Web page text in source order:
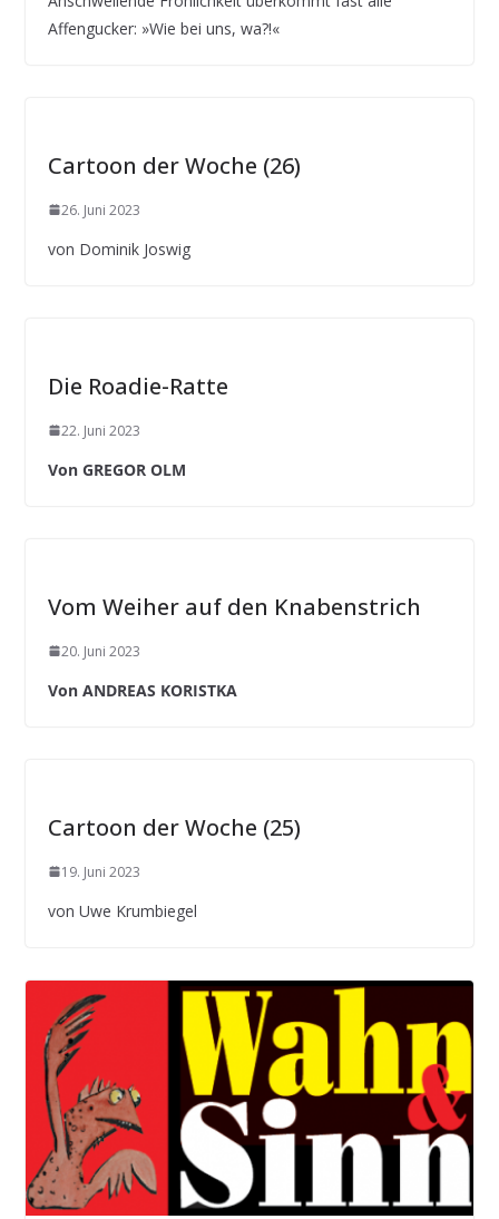
Affengucker: »Wie bei uns, wa?!«
Cartoon der Woche (26)
26. Juni 2023
von Dominik Joswig
Die Roadie-Ratte
22. Juni 2023
Von GREGOR OLM
Vom Weiher auf den Knabenstrich
20. Juni 2023
Von ANDREAS KORISTKA
Cartoon der Woche (25)
19. Juni 2023
von Uwe Krumbiegel